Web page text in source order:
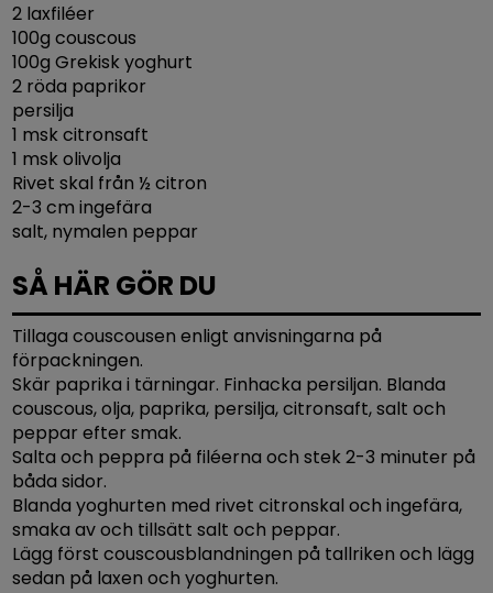
2 laxfiléer
100g couscous
100g Grekisk yoghurt
2 röda paprikor
persilja
1 msk citronsaft
1 msk olivolja
Rivet skal från ½ citron
2-3 cm ingefära
salt, nymalen peppar
SÅ HÄR GÖR DU
Tillaga couscousen enligt anvisningarna på
förpackningen.
Skär paprika i tärningar. Finhacka persiljan. Blanda
couscous, olja, paprika, persilja, citronsaft, salt och
peppar efter smak.
Salta och peppra på filéerna och stek 2-3 minuter på
båda sidor.
Blanda yoghurten med rivet citronskal och ingefära,
smaka av och tillsätt salt och peppar.
Lägg först couscousblandningen på tallriken och lägg
sedan på laxen och yoghurten.